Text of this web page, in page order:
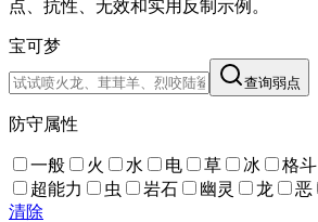
点、抗性、无效和实用反制示例。
宝可梦
查询弱点
防守属性
一般 火 水 电 草 冰 格斗
超能力
虫 岩石 幽灵 龙 恶
清除